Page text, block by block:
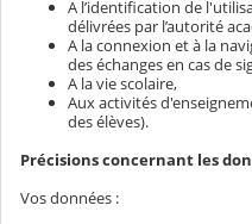
A l’identification de
délivrées par l’autorité
A la connexion et à la
des échanges en cas de
A la vie scolaire,
Aux activités
des élèves).
Précisions concernant les
Vos données :